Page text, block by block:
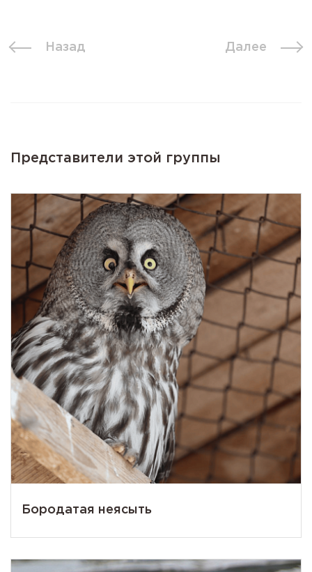
Назад Далее
Представители этой группы
Бородатая неясыть